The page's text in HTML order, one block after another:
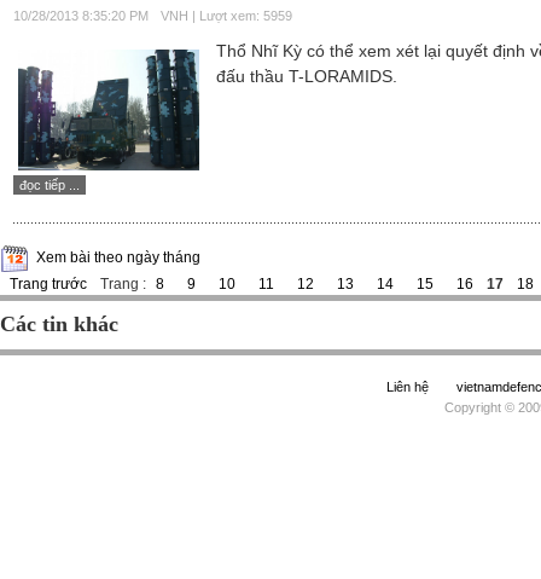
10/28/2013 8:35:20 PM VNH | Lượt xem: 5959
Thổ Nhĩ Kỳ có thể xem xét lại quyết định
đấu thầu T-LORAMIDS.
đọc tiếp ...
Xem bài theo ngày tháng
Trang trước
Trang : 8 9 10 11 12 13 14 15 16 17 18
Các tin khác
Liên hệ
Copyright ©